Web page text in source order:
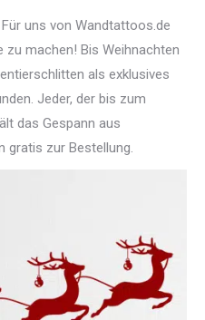
uns von Wandtattoos.de
zu machen! Bis Weihnachten
als exklusives
Jeder, der bis zum
das Gespann aus
gratis zur Bestellung.